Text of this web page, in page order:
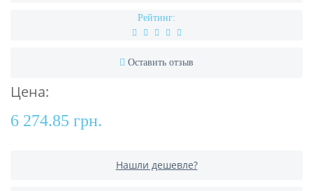
Рейтинг:
Оставить отзыв
Цена:
6 274.85 грн.
Нашли дешевле?